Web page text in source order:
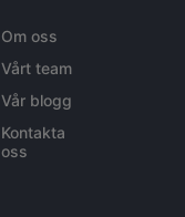
Om oss
Vårt team
Vår blogg
Kontakta
oss